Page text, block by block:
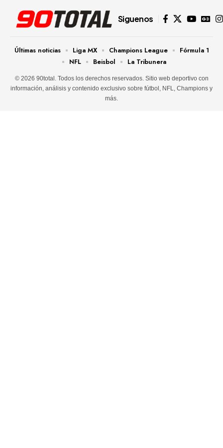
Siguenos
© 2026 90total. Todos los derechos reservados. Sitio web deportivo con
información, análisis y contenido exclusivo sobre fútbol, NFL, Champions y
más.
Últimas noticias Liga MX Champions League
Fórmula 1
NFL
Beisbol La Tribunera